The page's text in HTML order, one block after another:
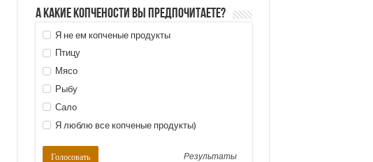
А какие копчености Вы предпочитаете?
Я не ем копченые продукты
Птицу
Мясо
Рыбу
Сало
Я люблю все копченые продукты)
Результаты